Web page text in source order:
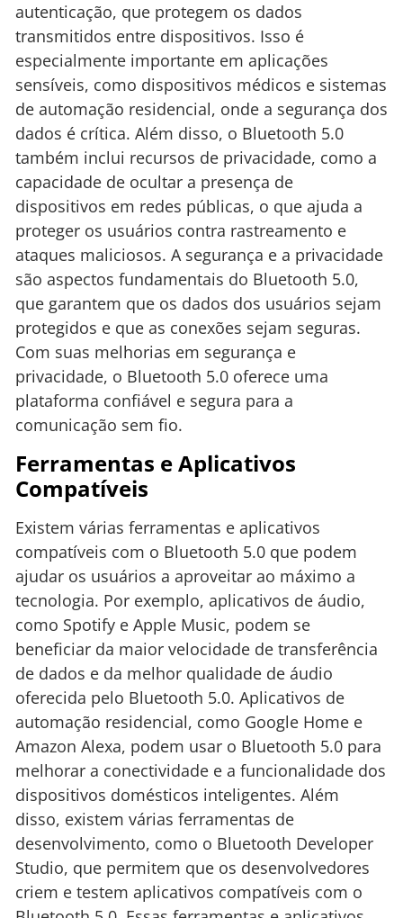
autenticação, que protegem os dados
transmitidos entre dispositivos. Isso é
especialmente importante em aplicações
sensíveis, como dispositivos médicos e sistemas
de automação residencial, onde a segurança dos
dados é crítica. Além disso, o Bluetooth 5.0
também inclui recursos de privacidade, como a
capacidade de ocultar a presença de
dispositivos em redes públicas, o que ajuda a
proteger os usuários contra rastreamento e
ataques maliciosos. A segurança e a privacidade
são aspectos fundamentais do Bluetooth 5.0,
que garantem que os dados dos usuários sejam
protegidos e que as conexões sejam seguras.
Com suas melhorias em segurança e
privacidade, o Bluetooth 5.0 oferece uma
plataforma confiável e segura para a
comunicação sem fio.
Ferramentas e Aplicativos
Compatíveis
Existem várias ferramentas e aplicativos
compatíveis com o Bluetooth 5.0 que podem
ajudar os usuários a aproveitar ao máximo a
tecnologia. Por exemplo, aplicativos de áudio,
como Spotify e Apple Music, podem se
beneficiar da maior velocidade de transferência
de dados e da melhor qualidade de áudio
oferecida pelo Bluetooth 5.0. Aplicativos de
automação residencial, como Google Home e
Amazon Alexa, podem usar o Bluetooth 5.0 para
melhorar a conectividade e a funcionalidade dos
dispositivos domésticos inteligentes. Além
disso, existem várias ferramentas de
desenvolvimento, como o Bluetooth Developer
Studio, que permitem que os desenvolvedores
criem e testem aplicativos compatíveis com o